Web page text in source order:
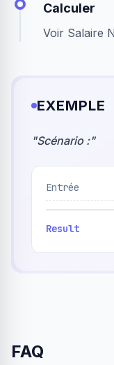
Calculer
Voir Salaire
EXEMPLE
"Scénario :"
Entrée
Result
FAQ